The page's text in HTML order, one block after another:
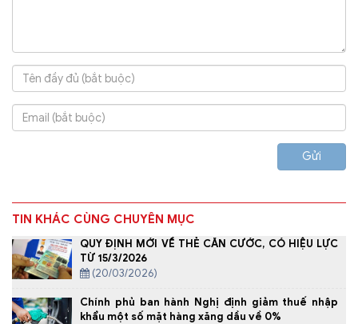
Gửi
TIN KHÁC CÙNG CHUYÊN MỤC
QUY ĐỊNH MỚI VỀ THẺ CĂN CƯỚC, CÓ HIỆU LỰC
TỪ 15/3/2026
(20/03/2026)
Chính phủ ban hành Nghị định giảm thuế nhập
khẩu một số mặt hàng xăng dầu về 0%